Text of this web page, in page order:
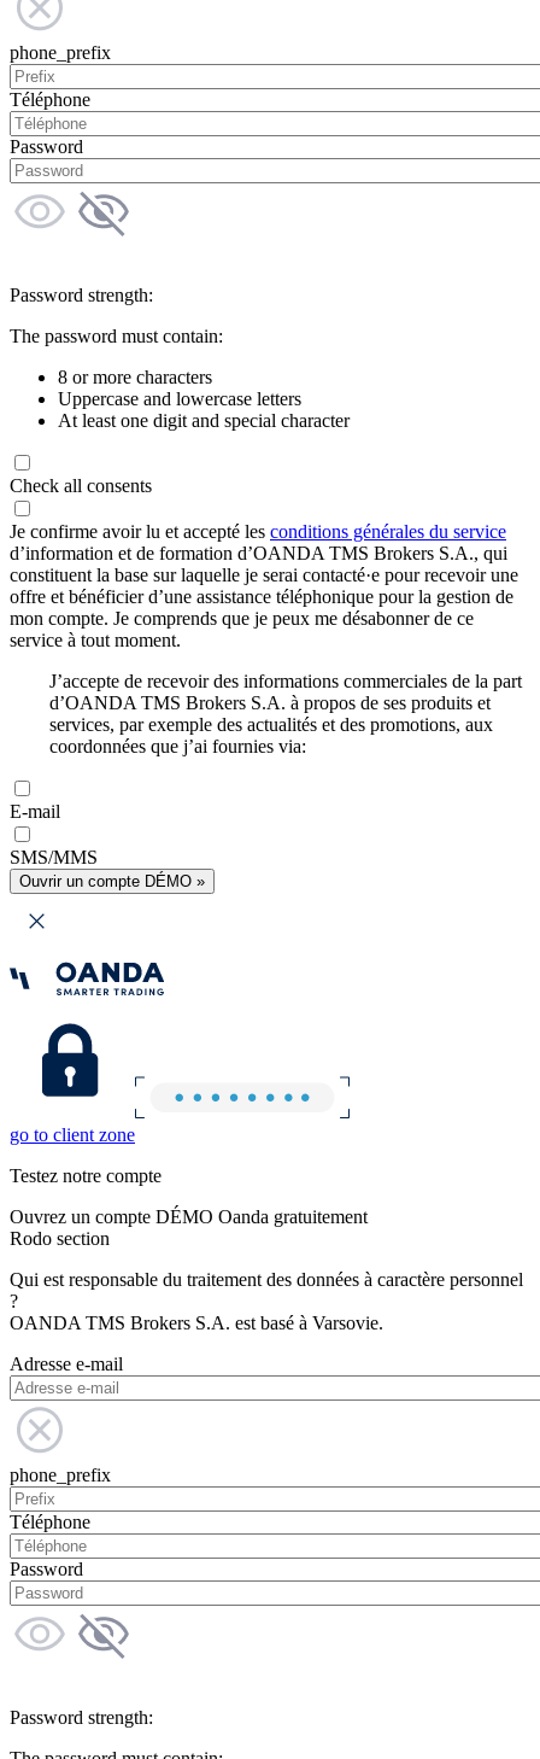
phone_prefix
Téléphone
Password
Password strength:
The password must contain:
8 or more characters
Uppercase and lowercase letters
At least one digit and special character
Check all consents
Je confirme avoir lu et accepté les conditions générales du service
d’information et de formation d’OANDA TMS Brokers S.A., qui
constituent la base sur laquelle je serai contacté·e pour recevoir une
offre et bénéficier d’une assistance téléphonique pour la gestion de
mon compte. Je comprends que je peux me désabonner de ce
service à tout moment.
J’accepte de recevoir des informations commerciales de la part
d’OANDA TMS Brokers S.A. à propos de ses produits et
services, par exemple des actualités et des promotions, aux
coordonnées que j’ai fournies via:
E-mail
SMS/MMS
Ouvrir un compte DÉMO »
go to client zone
Testez notre compte
Ouvrez un compte DÉMO Oanda gratuitement
Rodo section
Qui est responsable du traitement des données à caractère personnel
?
OANDA TMS Brokers S.A. est basé à Varsovie.
Adresse e-mail
phone_prefix
Téléphone
Password
Password strength: